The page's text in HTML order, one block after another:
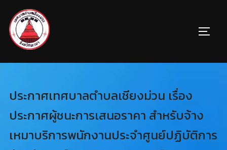
ประกาศเทศบาลตำบลเชียงม่วน เรื่อง
ประกาศผู้ชนะการเสนอราคา สำหรับจ้าง
เหมาบริการพนักงานประจำศูนย์ปฏิบัติการ